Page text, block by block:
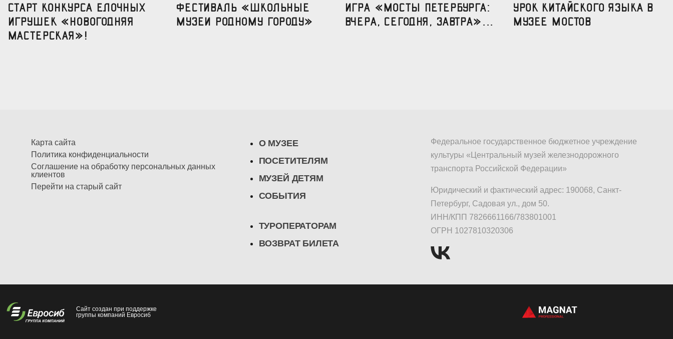
Старт конкурса елочных
игрушек «Новогодняя
мастерская»!
Фестиваль «Школьные
музеи родному городу»
Игра «Мосты Петербурга:
вчера, сегодня, завтра»...
УРОК КИТАЙСКОГО ЯЗЫКА В
МУЗЕЕ МОСТОВ
Карта сайта
Политика конфиденциальности
Соглашение на обработку персональных данных
клиентов
Перейти на старый сайт
О МУЗЕЕ
ПОСЕТИТЕЛЯМ
МУЗЕЙ ДЕТЯМ
СОБЫТИЯ
ТУРОПЕРАТОРАМ
ВОЗВРАТ БИЛЕТА
Федеральное государственное бюджетное учреждение
культуры «Центральный музей железнодорожного
транспорта Российской Федерации»
Юридический и фактический адрес: 190068, Санкт-
Петербург, Садовая ул., дом 50.
ИНН/КПП 7826661166/783801001
ОГРН 1027810320306
Сайт создан при поддержке
группы компаний Евросиб